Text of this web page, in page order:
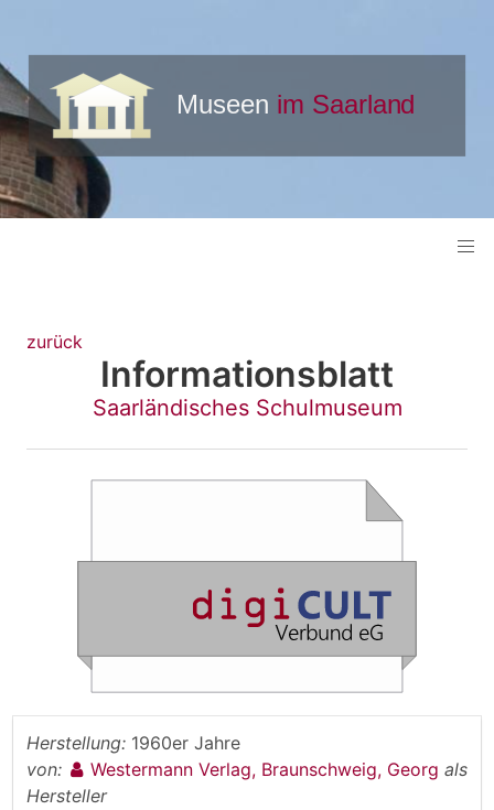
zurück
Informationsblatt
Saarländisches Schulmuseum
Herstellung: 1960er Jahre
von:
Westermann Verlag, Braunschweig, Georg als
Hersteller